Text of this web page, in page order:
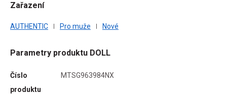
Zařazení
AUTHENTIC Pro muže Nové
Parametry produktu DOLL
Číslo
produktu
MTSG963984NX